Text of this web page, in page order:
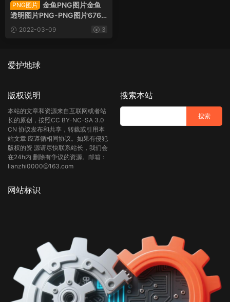
PNG图片 金鱼PNG图片金鱼
透明图片PNG-PNG图片6761
9下载2022-03-09 3
爱护地球
版权说明
本站的文章和资源来自互联网或者站
长的原创，按照CC BY-NC-SA 3.0
CN 协议发布和共享，转载或引用本
站文章 应遵循相同协议。如果有侵犯
版权的资 源请尽快联系站长，我们会
在24h内 删除有争议的资源。邮箱：
lianzhi0000@163.com
搜索本站
网站标识